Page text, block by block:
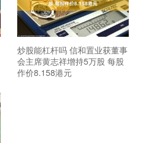
炒股能杠杆吗 信和置业获董事
会主席黄志祥增持5万股 每股
作价8.158港元